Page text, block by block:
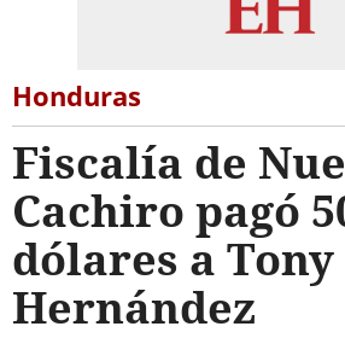
Honduras
Fiscalía de
Cachiro pagó
dólares a Tony
Hernández